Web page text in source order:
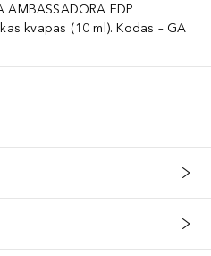
AMBASSADORA EDP
kvapas (10 ml). Kodas – GA